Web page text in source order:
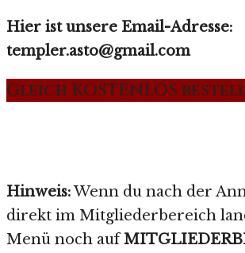
Hier ist unsere Email-Adresse:
templer.asto@gmail.com
Gleich KOSTENLOS
Hinweis:Wenn du nach der
direkt im Mitgliederbereich
Menü noch auf